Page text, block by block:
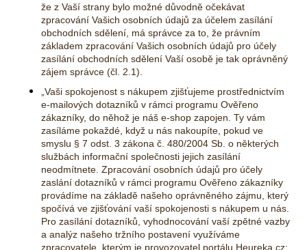
že z Vaší strany bylo možné důvodně očekávat
zpracování Vašich osobních údajů za účelem zasílání
obchodních sdělení, má správce za to, že právním
základem zpracování Vašich osobních údajů pro účely
zasílání obchodních sdělení Vaší osobě je tak oprávněný
zájem správce (čl. 2.1).
Vaši spokojenost s nákupem zjišťujeme prostřednictvím
e-mailových dotazníků v rámci programu Ověřeno
zákazníky, do něhož je náš e-shop zapojen. Ty vám
zasíláme pokaždé, když u nás nakoupíte, pokud ve
smyslu § 7 odst. 3 zákona č. 480/2004 Sb. o některých
službách informační společnosti jejich zasílání
neodmítnete. Zpracování osobních údajů pro účely
zaslání dotazníků v rámci programu Ověřeno zákazníky
provádíme na základě našeho oprávněného zájmu, který
spočívá ve zjišťování vaší spokojenosti s nákupem u nás.
Pro zasílání dotazníků, vyhodnocování vaší zpětné vazby
a analýz našeho tržního postavení využíváme
zpracovatele, kterým je provozovatel portálu Heureka.cz;